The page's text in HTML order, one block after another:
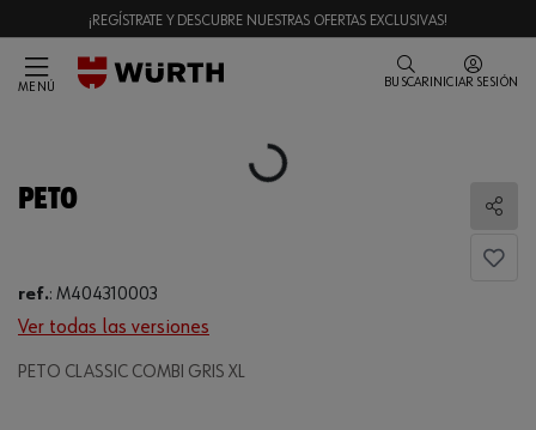
¡REGÍSTRATE Y DESCUBRE NUESTRAS OFERTAS EXCLUSIVAS!
MENÚ BUSCAR INICIAR SESIÓN
Loading...
PETO
ref.: M404310003
Ver todas las versiones
PETO CLASSIC COMBI GRIS XL